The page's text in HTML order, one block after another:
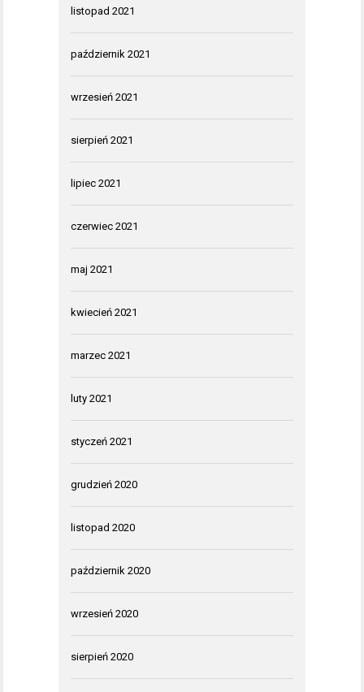
listopad 2021
październik 2021
wrzesień 2021
sierpień 2021
lipiec 2021
czerwiec 2021
maj 2021
kwiecień 2021
marzec 2021
luty 2021
styczeń 2021
grudzień 2020
listopad 2020
październik 2020
wrzesień 2020
sierpień 2020